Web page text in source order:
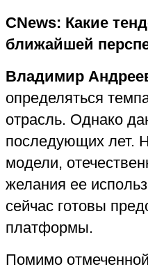
CNews: Какие
ближайшей
Владимир
определяться
отрасль. Однако
последующих лет.
модели,
желания ее
сейчас готовы
платформы.
Помимо